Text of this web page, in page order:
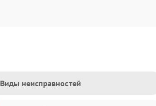
Виды неисправностей